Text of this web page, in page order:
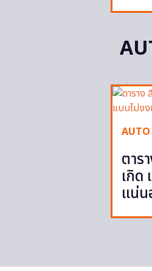
AUTO
ตาร
เกิด
แน่น